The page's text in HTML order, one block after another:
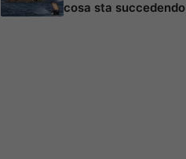
cosa sta succedendo